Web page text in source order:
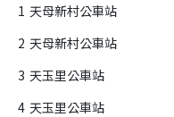
1 天母新村公車站
2 天母新村公車站
3 天玉里公車站
4 天玉里公車站